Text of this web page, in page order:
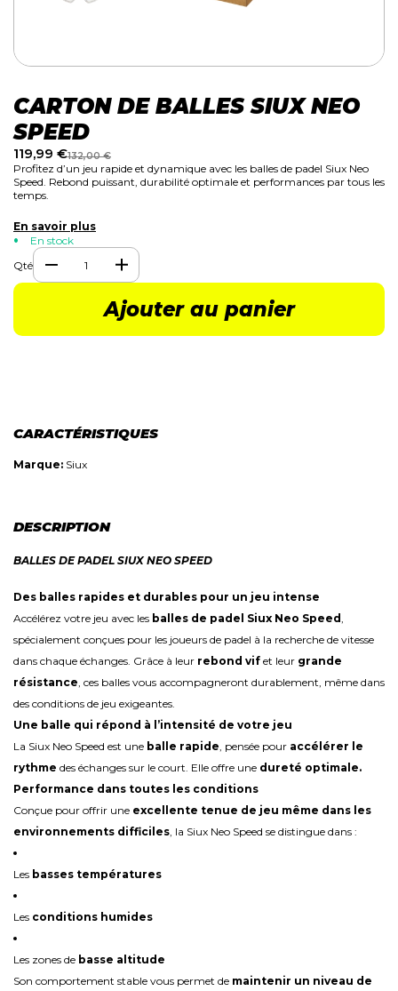
CARTON DE BALLES SIUX NEO
SPEED
119,99 €132,00€
Profitez d’un jeu rapide et dynamique avec les balles de padel Siux Neo
Speed. Rebond puissant, durabilité optimale et performances par tous les
temps.
En savoir plus
En stock
Qté
Ajouter au panier
CARACTÉRISTIQUES
Marque: Siux
DESCRIPTION
BALLES DE PADEL SIUX NEO SPEED
Des balles rapides et durables pour un jeu intense
Accélérez votre jeu avec les balles de padel Siux Neo Speed,
spécialement conçues pour les joueurs de padel à la recherche de vitesse
dans chaque échanges. Grâce à leur rebond vif et leur grande
résistance, ces balles vous accompagneront durablement, même dans
des conditions de jeu exigeantes.
Une balle qui répond à l’intensité de votre jeu
La Siux Neo Speed est une balle rapide, pensée pour accélérer le
rythme des échanges sur le court. Elle offre une dureté optimale.
Performance dans toutes les conditions
Conçue pour offrir une excellente tenue de jeu même dans les
environnements difficiles, la Siux Neo Speed se distingue dans :
Les basses températures
Les conditions humides
Les zones de basse altitude
Son comportement stable vous permet de maintenir un niveau de